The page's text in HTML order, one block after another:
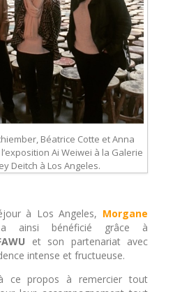
Béatrice Cotte et Anna
Ai Weiwei à la Galerie
Deitch à Los Angeles.
à Los Angeles, Morgane
ainsi bénéficié grâce à
et son partenariat avec
intense et fructueuse.
ce propos à remercier tout